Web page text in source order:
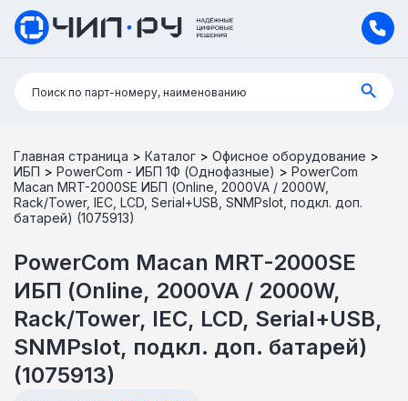
Поиск:
Поиск по парт-номеру, наименованию
Главная страница > Каталог > Офисное оборудование >
ИБП > PowerCom - ИБП 1Ф (Однофазные) > PowerCom
Macan MRT-2000SE ИБП (Online, 2000VA / 2000W,
Rack/Tower, IEC, LCD, Serial+USB, SNMPslot, подкл. доп.
батарей) (1075913)
PowerCom Macan MRT-2000SE
ИБП (Online, 2000VA / 2000W,
Rack/Tower, IEC, LCD, Serial+USB,
SNMPslot, подкл. доп. батарей)
(1075913)